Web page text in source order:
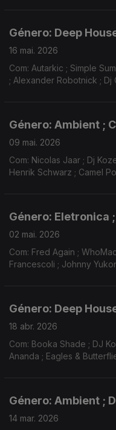
Género: Deep
16 mai. 2026
Com: Autarkic ; Simple
; Alexander Robotnick ; Dj
Género: Ambient ;
09 mai. 2026
Com: Nicolas Jaar ; Dj
Henrik Schwarz ; Camel
Género: Eletronica
02 mai. 2026
Com: Fred Again ;
Francescoli ; Johnny
Género: Deep
18 abr. 2026
Com: Booka Shade ; DJ
Ananda ; Eagles &
Género: Ambient ;
14 mar. 2026